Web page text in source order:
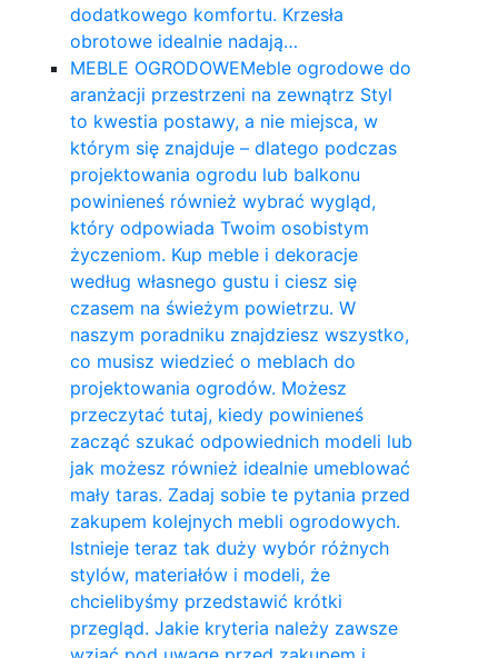
dodatkowego komfortu. Krzesła
obrotowe idealnie nadają…
MEBLE OGRODOWEMeble ogrodowe do
aranżacji przestrzeni na zewnątrz Styl
to kwestia postawy, a nie miejsca, w
którym się znajduje – dlatego podczas
projektowania ogrodu lub balkonu
powinieneś również wybrać wygląd,
który odpowiada Twoim osobistym
życzeniom. Kup meble i dekoracje
według własnego gustu i ciesz się
czasem na świeżym powietrzu. W
naszym poradniku znajdziesz wszystko,
co musisz wiedzieć o meblach do
projektowania ogrodów. Możesz
przeczytać tutaj, kiedy powinieneś
zacząć szukać odpowiednich modeli lub
jak możesz również idealnie umeblować
mały taras. Zadaj sobie te pytania przed
zakupem kolejnych mebli ogrodowych.
Istnieje teraz tak duży wybór różnych
stylów, materiałów i modeli, że
chcielibyśmy przedstawić krótki
przegląd. Jakie kryteria należy zawsze